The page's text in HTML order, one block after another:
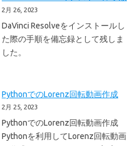
2月 26, 2023
DaVinci Resolveをインストールし
た際の手順を備忘録として残しま
した。
PythonでのLorenz回転動画作成
2月 25, 2023
PythonでのLorenz回転動画作成
Pythonを利用してLorenz回転動画